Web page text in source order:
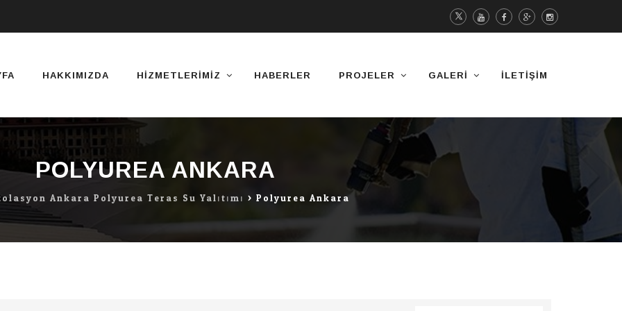
HAKKIMIZDA HIZMETLERIMIZ HABERLER PROJELER GALERI İLETIŞIM
POLYUREA ANKARA
Ankara Polyurea Teras Su Yalıtımı > Polyurea Ankara